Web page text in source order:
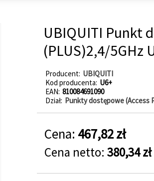
UBIQUITI Punkt
(PLUS)2,4/5GHz
Producent UBIQUITI
Kod producenta U6+
EAN 810084691090
Dział Punkty dostępowe (Access
Cena: 467,82 zł
Cena netto: 380,34 zł